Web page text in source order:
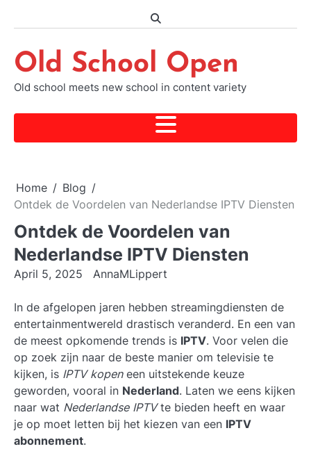
Old School Open
Old school meets new school in content variety
Home
Blog
Ontdek de Voordelen van Nederlandse IPTV Diensten
Ontdek de Voordelen van
Nederlandse IPTV Diensten
April 5, 2025 AnnaMLippert
In de afgelopen jaren hebben streamingdiensten de
entertainmentwereld drastisch veranderd. En een van
de meest opkomende trends is IPTV. Voor velen die
op zoek zijn naar de beste manier om televisie te
kijken, is IPTV kopeneen uitstekende keuze
geworden, vooral in Nederland. Laten we eens kijken
naar wat Nederlandse IPTVte bieden heeft en waar
je op moet letten bij het kiezen van een IPTV
abonnement.